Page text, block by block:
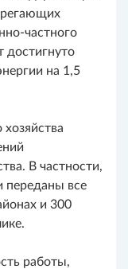
частного
достигнуто
на 1,5
В частности,
переданы все
и 300
работы,